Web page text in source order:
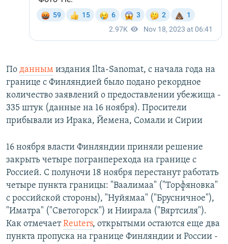
По данным издания Ilta-Sanomat, с начала года на
границе с Финляндией было подано рекордное
количество заявлений о предоставлении убежища -
335 штук (данные на 16 ноября). Просители
прибывали из Ирака, Йемена, Сомали и Сирии
16 ноября власти Финляндии приняли решение
закрыть четыре погранперехода на границе с
Россией. С полуночи 18 ноября перестанут работать
четыре пункта границы: "Ваалимаа" ("Торфяновка"
с российской стороны), "Нуйямаа" ("Брусничное"),
"Иматра" ("Светогорск") и Ниирала ("Вяртсиля").
Как отмечаетReuters, открытыми остаются еще два
пункта пропуска на границе Финляндии и России -